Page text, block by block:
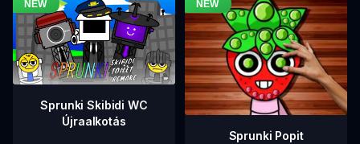
Sprunki Skibidi WC
Újraalkotás
Sprunki Popit